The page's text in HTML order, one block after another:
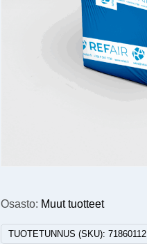
Osasto: Muut tuotteet
TUOTETUNNUS (SKU):71860112